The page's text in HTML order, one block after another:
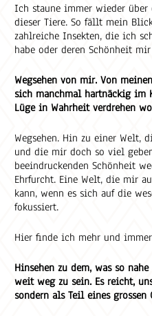
Ich staune immer wieder
dieser Tiere. So fällt mein
zahlreiche Insekten, die ich
habe oder deren Schönheit
Wegsehen von mir. Von
sich manchmal hartnäckig im
Lüge in Wahrheit verdrehen
Wegsehen. Hin zu einer Welt,
und die mir doch so viel
beeindruckenden Schönheit
Ehrfurcht. Eine Welt, die mir
kann, wenn es sich auf die
fokussiert.
Hier finde ich mehr und
Hinsehen zu dem, was so
weit weg zu sein. Es reicht,
sondern als Teil eines grossen